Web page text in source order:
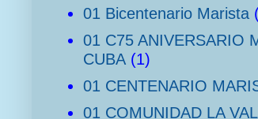
01 Bicentenario Marista
01 C75 ANIVERSARIO
CUBA (1)
01 CENTENARIO
01 COMUNIDAD LA